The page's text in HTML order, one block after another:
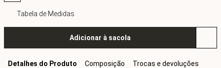
Tabela de Medidas
Adicionar à sacola
Detalhes do Produto Composição Trocas e devoluções